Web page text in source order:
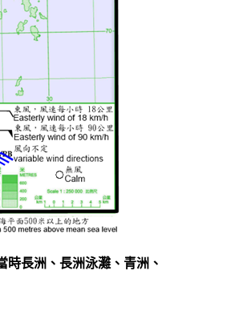
長洲、長洲泳灘、青洲、